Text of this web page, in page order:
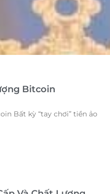
Bitcoin
Bất kỳ “tay chơi” tiền ảo